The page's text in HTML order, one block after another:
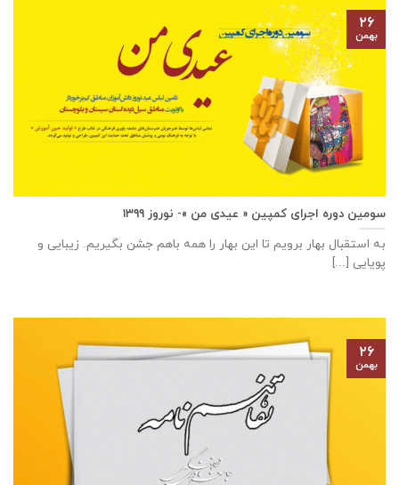
سومین دوره اجرای کمپین « عیدی من »- نوروز ۱۳۹۹
به استقبال بهار برویم تا این بهار را همه باهم جشن بگیریم. زیبایی و
پویایی [...]
۲۶
بهمن
۲۶
بهمن